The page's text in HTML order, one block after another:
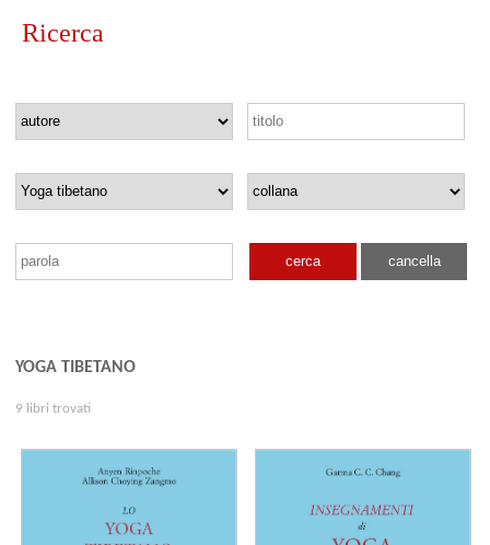
Ricerca
cerca cancella
YOGA TIBETANO
9 libri trovati